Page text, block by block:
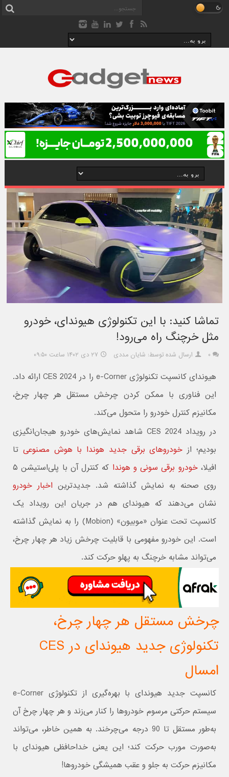
تماشا کنید: با این تکنولوژی هیوندای، خودرو
مثل خرچنگ راه می‌رود!
۰ ارسال شده توسط: شایان مددی ۲۷ دی ۱۴۰۲ ساعت ۰۹:۵۰
هیوندای کانسپت تکنولوژی e-Corner را در CES 2024 ارائه داد.
این فناوری با ممکن کردن چرخش مستقل هر چهار چرخ،
مکانیزم کنترل خودرو را متحول می‌کند.
در رویداد CES 2024 شاهد نمایش‌های خودرو هیجان‌انگیزی
بودیم؛ از خودروهای برقی جدید هوندا با هوش مصنوعی تا
افیلا،خودرو برقی سونی و هوندا
که کنترل آن با پلی‌استیشن ۵
روی صحنه به نمایش گذاشته شد. جدیدترین اخبار خودرو
نشان می‌دهند که هیوندای هم در جریان این رویداد یک
کانسپت تحت عنوان «موبیون» (Mobion) را به نمایش گذاشته
است. این خودرو مفهومی با قابلیت چرخش زیاد هر چهار چرخ،
می‌تواند مشابه خرچنگ به پهلو حرکت کند.
چرخش مستقل هر چهار چرخ،
تکنولوژی جدید هیوندای در CES
امسال
کانسپت جدید هیوندای با بهره‌گیری از تکنولوژی e-Corner
سیستم حرکتی مرسوم خودروها را کنار می‌زند و هر چهار چرخ آن
به‌طور مستقل تا 90 درجه می‌چرخند. به همین خاطر، می‌تواند
به‌صورت مورب حرکت کند؛ این یعنی خداحافظی هیوندای با
مکانیزم حرکت به جلو و عقب همیشگی خودروها!